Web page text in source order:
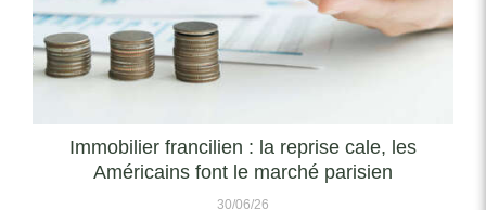
Immobilier francilien : la reprise cale, les
Américains font le marché parisien
30/06/26